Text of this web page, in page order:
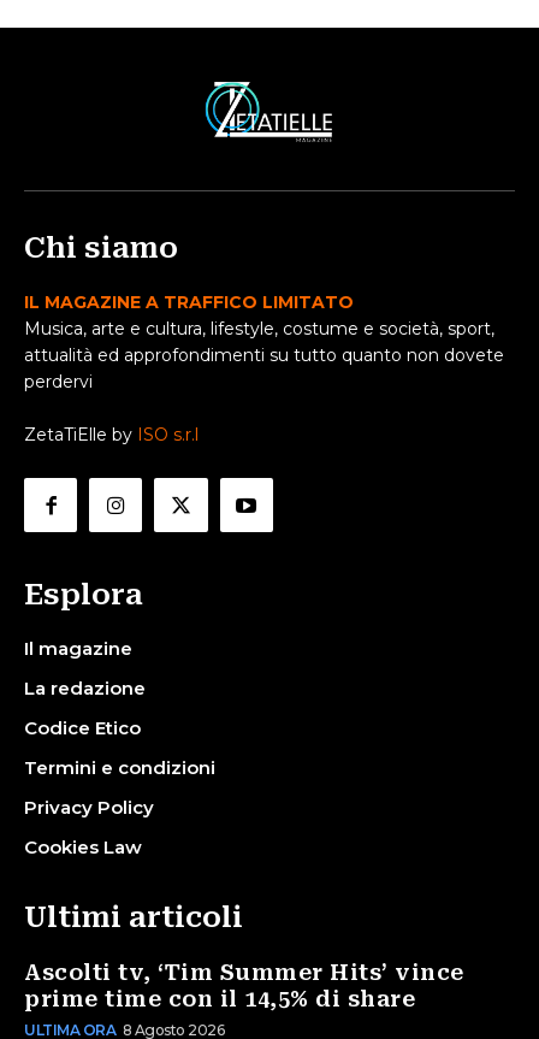
Chi siamo
IL MAGAZINE A TRAFFICO LIMITATO
Musica, arte e cultura, lifestyle, costume e società, sport,
attualità ed approfondimenti su tutto quanto non dovete
perdervi
ZetaTiElle by ISO s.r.l
Esplora
Il magazine
La redazione
Codice Etico
Termini e condizioni
Privacy Policy
Cookies Law
Ultimi articoli
Ascolti tv, ‘Tim Summer Hits’ vince
prime time con il 14,5% di share
ULTIMA ORA 8 Agosto 2026